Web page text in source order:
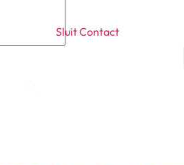
Sluit Contact